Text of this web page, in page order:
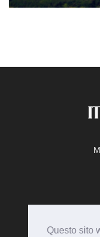
Questo sito